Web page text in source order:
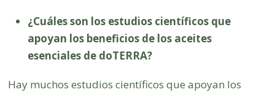
¿Cuáles son los estudios científicos que
apoyan los beneficios de los aceites
esenciales de doTERRA?
Hay muchos estudios científicos que apoyan los